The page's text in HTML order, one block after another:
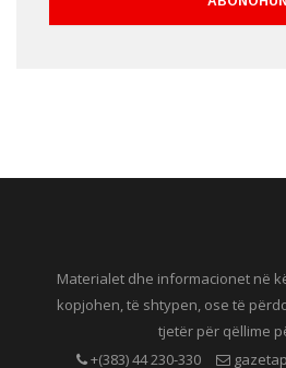
Materialet dhe informacionet në
kopjohen, të shtypen, ose të
tjetër për qëllime
+(383) 44 230-330